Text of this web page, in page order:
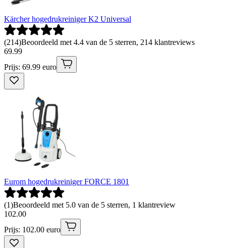
Kärcher hogedrukreiniger K2 Universal
(214)Beoordeeld met 4.4 van de 5 sterren, 214 klantreviews
69.99
Prijs: 69.99 euro
Eurom hogedrukreiniger FORCE 1801
(1)Beoordeeld met 5.0 van de 5 sterren, 1 klantreview
102.00
Prijs: 102.00 euro